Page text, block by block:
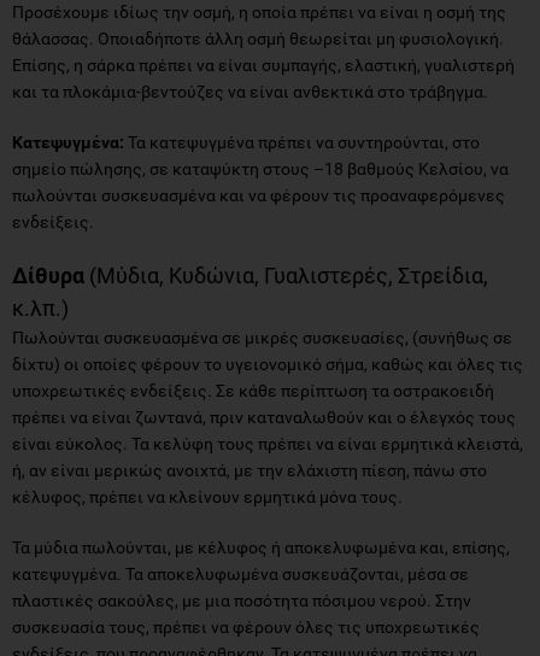
Προσέχουμε ιδίως την οσμή, η οποία πρέπει να είναι η οσμή της
θάλασσας. Οποιαδήποτε άλλη οσμή θεωρείται μη φυσιολογική.
Επίσης, η σάρκα πρέπει να είναι συμπαγής, ελαστική, γυαλιστερή
και τα πλοκάμια-βεντούζες να είναι ανθεκτικά στο τράβηγμα.
Κατεψυγμένα: Τα κατεψυγμένα πρέπει να συντηρούνται, στο
σημείο πώλησης, σε καταψύκτη στους –18 βαθμούς Κελσίου, να
πωλούνται συσκευασμένα και να φέρουν τις προαναφερόμενες
ενδείξεις.
Δίθυρα (Μύδια, Κυδώνια, Γυαλιστερές, Στρείδια,
κ.λπ.)
Πωλούνται συσκευασμένα σε μικρές συσκευασίες, (συνήθως σε
δίχτυ) οι οποίες φέρουν το υγειονομικό σήμα, καθώς και όλες τις
υποχρεωτικές ενδείξεις. Σε κάθε περίπτωση τα οστρακοειδή
πρέπει να είναι ζωντανά, πριν καταναλωθούν και ο έλεγχός τους
είναι εύκολος. Τα κελύφη τους πρέπει να είναι ερμητικά κλειστά,
ή, αν είναι μερικώς ανοιχτά, με την ελάχιστη πίεση, πάνω στο
κέλυφος, πρέπει να κλείνουν ερμητικά μόνα τους.
Τα μύδια πωλούνται, με κέλυφος ή αποκελυφωμένα και, επίσης,
κατεψυγμένα. Τα αποκελυφωμένα συσκευάζονται, μέσα σε
πλαστικές σακούλες, με μια ποσότητα πόσιμου νερού. Στην
συσκευασία τους, πρέπει να φέρουν όλες τις υποχρεωτικές